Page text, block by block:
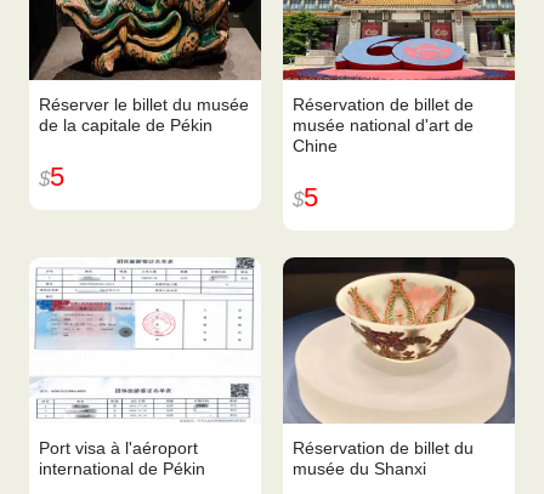
Réserver le billet du musée
de la capitale de Pékin
$5
Réservation de billet de
musée national d'art de
Chine
$5
Port visa à l'aéroport
international de Pékin
Réservation de billet du
musée du Shanxi